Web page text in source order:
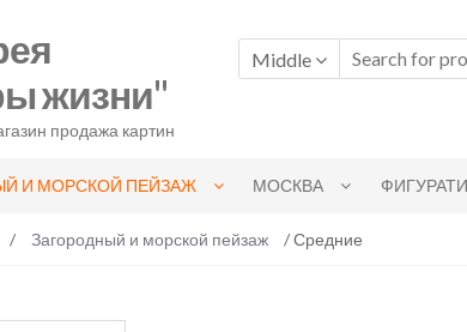
жизни"
продажа картин
Middle
И МОРСКОЙ ПЕЙЗАЖ МОСКВА
/ Загородный и морской пейзаж / Средние